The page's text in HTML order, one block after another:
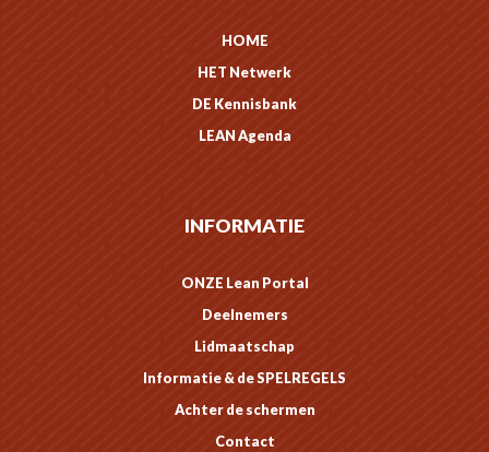
HOME
HET Netwerk
DE Kennisbank
LEAN Agenda
INFORMATIE
ONZE Lean Portal
Deelnemers
Lidmaatschap
Informatie & de SPELREGELS
Achter de schermen
Contact